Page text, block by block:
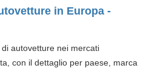
in Europa -
autovetture nei mercati
con il dettaglio per paese, marca